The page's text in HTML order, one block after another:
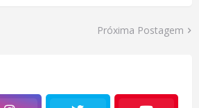
Próxima Postagem